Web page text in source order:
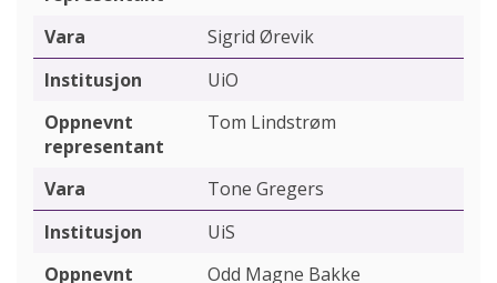
Sigrid Ørevik
UiO
Tom Lindstrøm
Tone Gregers
UiS
Odd Magne Bakke